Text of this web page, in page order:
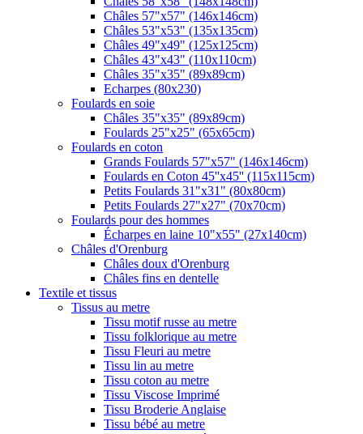
Châles 57"x57" (146x146cm)
Châles 53"x53" (135x135cm)
Châles 49"x49" (125x125cm)
Châles 43"x43" (110x110cm)
Châles 35"x35" (89x89cm)
Echarpes (80х230)
Foulards en soie
Châles 35"x35" (89x89cm)
Foulards 25"x25" (65x65cm)
Foulards en coton
Grands Foulards 57"x57" (146x146cm)
Foulards en Coton 45''x45'' (115x115cm)
Petits Foulards 31"x31" (80x80cm)
Petits Foulards 27"x27" (70x70cm)
Foulards pour des hommes
Écharpes en laine 10"x55" (27x140cm)
Châles d'Orenburg
Châles doux d'Orenburg
Châles fins en dentelle
Textile et tissus
Tissus au metre
Tissu motif russe au metre
Tissu folklorique au metre
Tissu Fleuri au metre
Tissu lin au metre
Tissu coton au metre
Tissu Viscose Imprimé
Tissu Broderie Anglaise
Tissu bébé au metre